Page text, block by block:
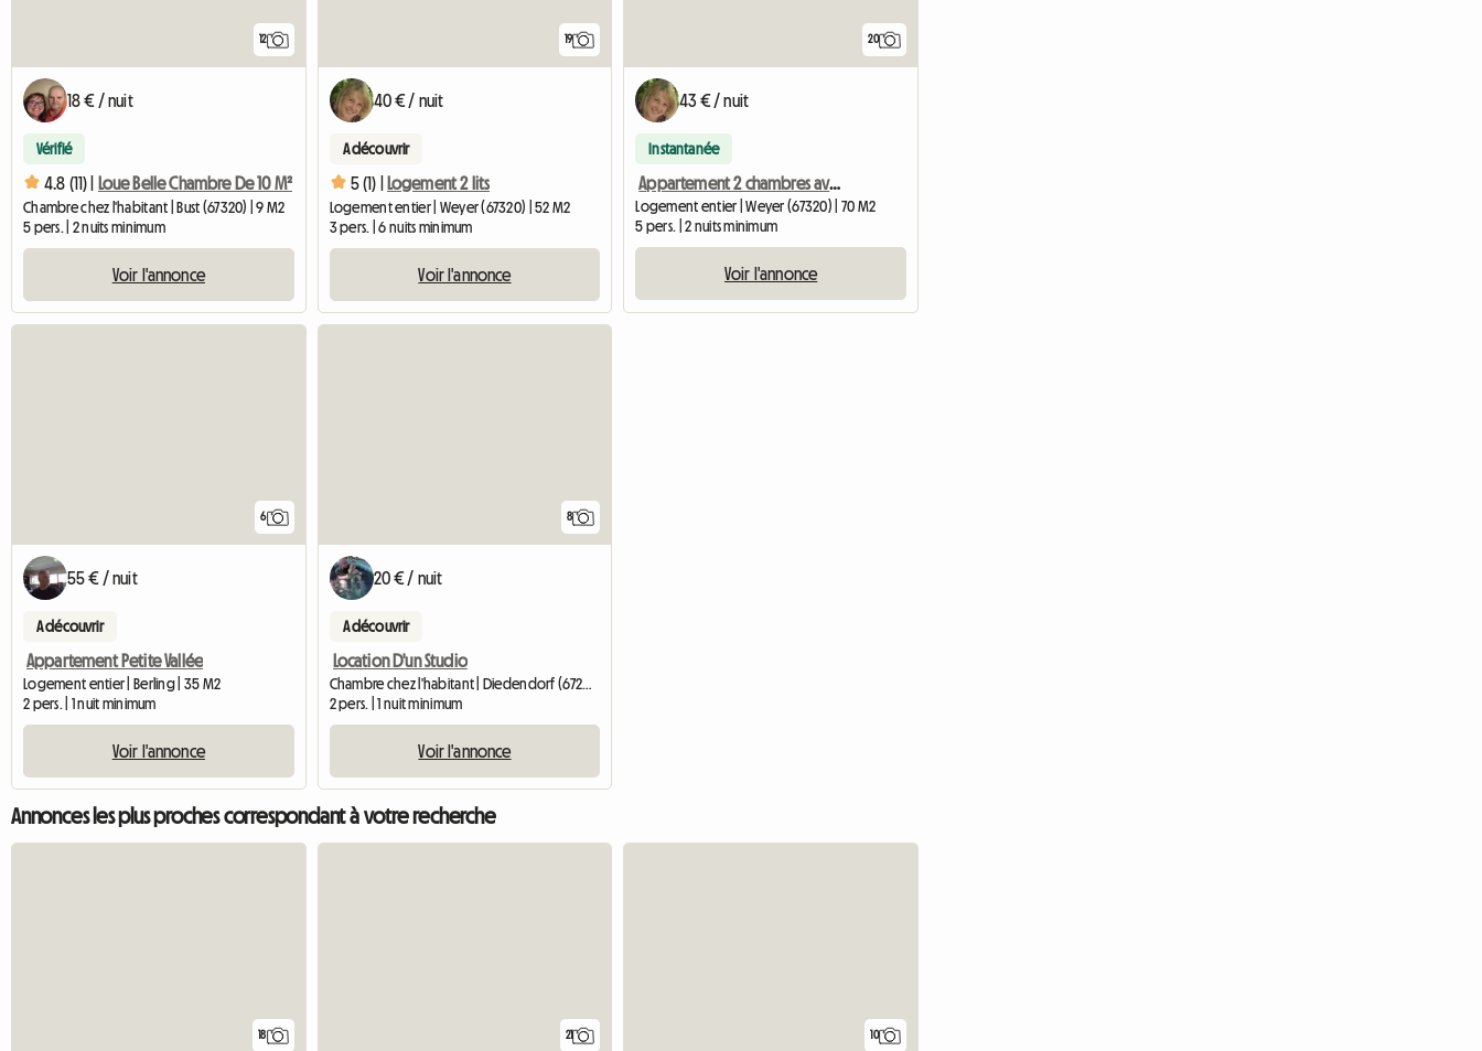
12
18 € / nuit
Vérifié
4.8 (11) | Loue Belle Chambre De 10 M²
Chambre chez l'habitant | Bust (67320) | 9 M2
5 pers. | 2 nuits minimum
Voir l'annonce
19
40 € / nuit
A découvrir
5 (1) | Logement 2 lits
Logement entier | Weyer (67320) | 52 M2
3 pers. | 6 nuits minimum
Voir l'annonce
20
43 € / nuit
Instantanée
Appartement 2 chambres avec cours
Logement entier | Weyer (67320) | 70 M2
5 pers. | 2 nuits minimum
Voir l'annonce
6
55 € / nuit
A découvrir
Appartement Petite Vallée
Logement entier | Berling | 35 M2
2 pers. | 1 nuit minimum
Voir l'annonce
8
20 € / nuit
A découvrir
Location D'un Studio
Chambre chez l'habitant | Diedendorf (67260)
2 pers. | 1 nuit minimum
Voir l'annonce
Annonces les plus proches correspondant à votre recherche
18 21 10